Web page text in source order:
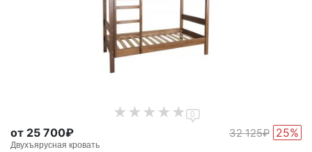
0
от 25 700₽ 32 125₽ 25%
Двухъярусная кровать